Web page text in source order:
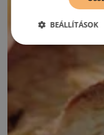
BEÁLLÍTÁSOK